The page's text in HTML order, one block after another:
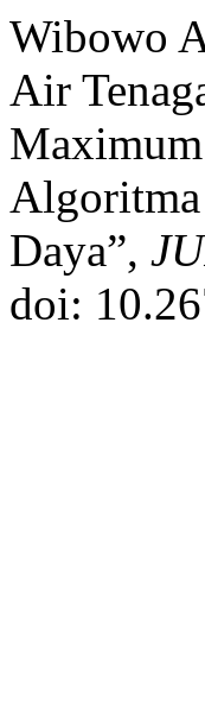
Wibowo
Air
Algoritma
Daya”,
doi: